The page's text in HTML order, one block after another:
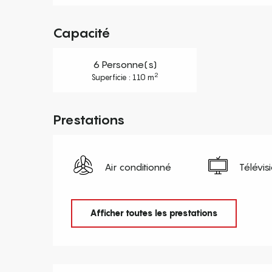
Capacité
6 Personne(s)
Superficie : 110 m2
Prestations
Air conditionné
Afficher toutes les prestations